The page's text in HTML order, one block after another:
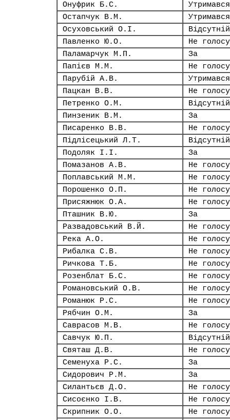
Онуфрик Б.С.
Утримався
Остапчук В.М.
Утримався
Осуховський О.І.
Відсутній
Павленко Ю.О.
Не
Паламарчук М.П.
За
Папієв М.М.
Не
Парубій А.В.
Утримався
Пацкан В.В.
Не
Петренко О.М.
Відсутній
Пинзеник В.М.
За
Писаренко В.В.
Не
Підлісецький Л.Т.
Відсутній
Подоляк І.І.
За
Помазанов А.В.
Не
Поплавський М.М.
Не
Порошенко О.П.
Не
Присяжнюк О.А.
Не
Пташник В.Ю.
За
Развадовський В.Й.
Не
Река А.О.
Не
Рибалка С.В.
Не
Ричкова Т.Б.
Не
Розенблат Б.С.
Не
Романовський О.В.
Не
Романюк Р.С.
Не
Рябчин О.М.
За
Саврасов М.В.
Не
Савчук Ю.П.
Відсутній
Святаш Д.В.
Не
Семенуха Р.С.
За
Сидорович Р.М.
За
Силантьєв Д.О.
Не
Сисоєнко І.В.
Не
Скрипник О.О.
Не